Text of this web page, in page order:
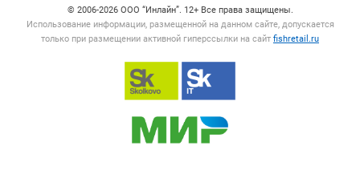
© 2006‑2026 ООО “Инлайн”. 12+ Все права защищены.
Использование информации, размещенной на данном сайте, допускается
только при размещении активной гиперссылки на сайт fishretail.ru